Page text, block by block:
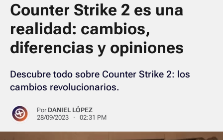
Counter Strike 2 es una
realidad: cambios,
diferencias y opiniones
Descubre todo sobre Counter Strike 2: los
cambios revolucionarios.
Por DANIEL LÓPEZ
28/09/2023 · 02:31 PM